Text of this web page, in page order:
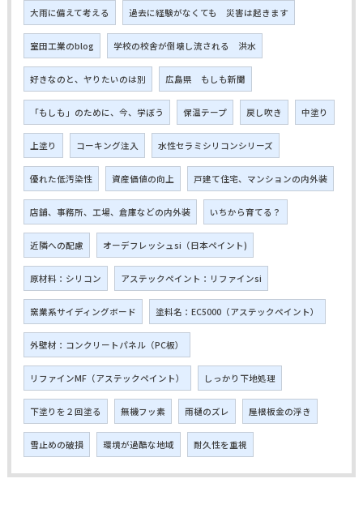
大雨に備えて考える 過去に経験がなくても 災害は起きます
室田工業のblog 学校の校舎が倒壊し流される 洪水
好きなのと、ヤりたいのは別 広島県 もしも新聞
「もしも」のために、今、学ぼう 保温テープ 戻し吹き 中塗り
上塗り コーキング注入 水性セラミシリコンシリーズ
優れた低汚染性 資産価値の向上 戸建て住宅、マンションの内外装
店舗、事務所、工場、倉庫などの内外装 いちから育てる？
近隣への配慮 オーデフレッシュsi（日本ペイント)
原材料：シリコン アステックペイント：リファインsi
窯業系サイディングボード 塗料名：EC5000（アステックペイント）
外壁材：コンクリートパネル（PC板）
リファインMF（アステックペイント） しっかり下地処理
下塗りを２回塗る 無機フッ素 雨樋のズレ 屋根板金の浮き
雪止めの破損 環境が過酷な地域 耐久性を重視